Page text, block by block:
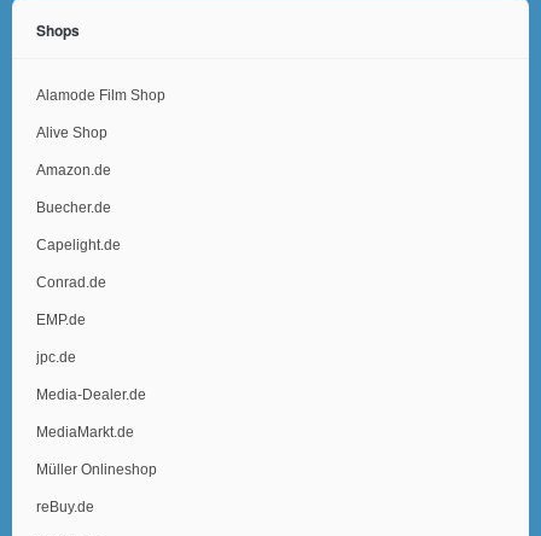
Shops
Alamode Film Shop
Alive Shop
Amazon.de
Buecher.de
Capelight.de
Conrad.de
EMP.de
jpc.de
Media-Dealer.de
MediaMarkt.de
Müller Onlineshop
reBuy.de